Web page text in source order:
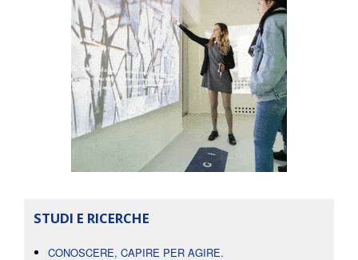
STUDI E RICERCHE
CONOSCERE, CAPIRE PER AGIRE.